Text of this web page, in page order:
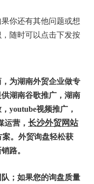
你还有其他问题或想
随时可以点击下发按
，为湖南外贸企业做专
湖南谷歌推广 ，湖南
，youtube视频推广，
运营 ， 长沙外贸网站
案。外贸询盘轻松获
路。
；如果您的询盘质量